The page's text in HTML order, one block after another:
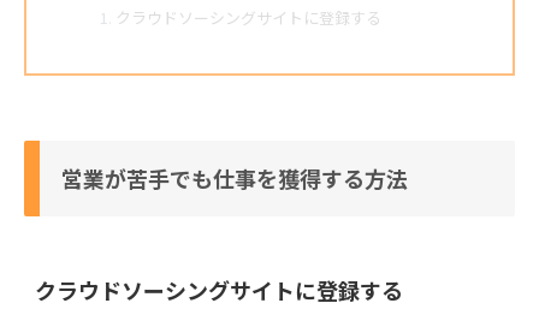
クラウドソーシングサイトに登録する
営業が苦手でも仕事を獲得する方法
クラウドソーシングサイトに登録する